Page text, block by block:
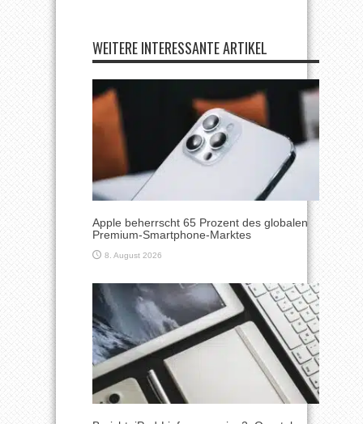
WEITERE INTERESSANTE ARTIKEL
Apple beherrscht 65 Prozent des globalen
Premium-Smartphone-Marktes
8. August 2026